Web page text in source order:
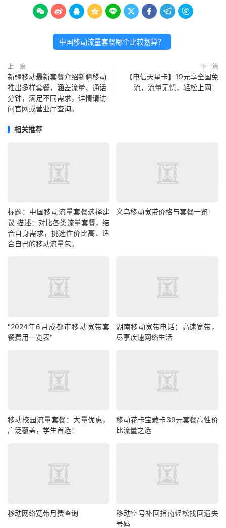
        
中国移动流量套餐哪个比较划算？
上一篇
新疆移动最新套餐介绍新疆移动
推出多样套餐，涵盖流量、通话
分钟，满足不同需求，详情请访
问官网或营业厅查询。
下一篇
【电信天星卡】19元享全国免
流，流量无忧，轻松上网！
相关推荐
标题：中国移动流量套餐选择建
议 描述：对比各类流量套餐，结
合自身需求，挑选性价比高、适
合自己的移动流量包。
义乌移动宽带价格与套餐一览
"2024年6月成都市移动宽带套
餐费用一览表"
湖南移动宽带电话：高速宽带，
尽享疾速网络生活
移动校园流量套餐：大量优惠，
广泛覆盖，学生首选！
移动花卡宝藏卡39元套餐高性价
比流量之选
移动网络宽带月费查询
移动空号补回指南轻松找回遗失
号码